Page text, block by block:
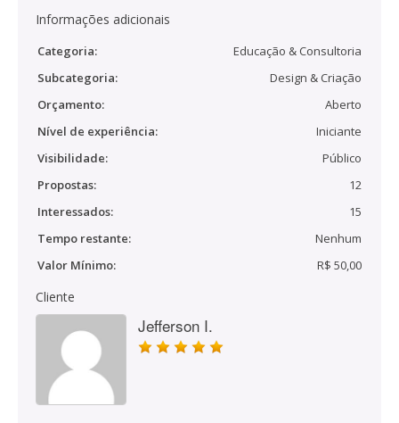
Informações adicionais
Categoria:
Educação & Consultoria
Subcategoria:
Design & Criação
Orçamento:
Aberto
Nível de experiência:
Iniciante
Visibilidade:
Público
Propostas:
12
Interessados:
15
Tempo restante:
Nenhum
Valor Mínimo:
R$ 50,00
Cliente
Jefferson I.